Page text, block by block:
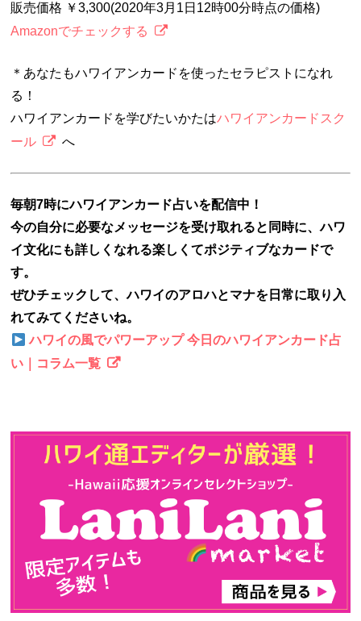
販売価格 ￥3,300(2020年3月1日12時00分時点の価格)
Amazonでチェックする
＊あなたもハワイアンカードを使ったセラピストになれ
る！
ハワイアンカードを学びたいかたはハワイアンカードスク
ール
へ
毎朝7時にハワイアンカード占いを配信中！
今の自分に必要なメッセージを受け取れると同時に、ハワ
イ文化にも詳しくなれる楽しくてポジティブなカードで
す。
ぜひチェックして、ハワイのアロハとマナを日常に取り入
れてみてくださいね。
ハワイの風でパワーアップ 今日のハワイアンカード占
い｜コラム一覧